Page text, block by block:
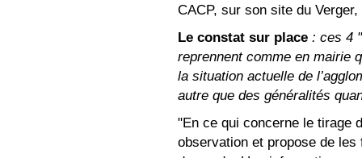
CACP, sur son site du
Le constat sur place : ces 4
reprennent comme en mairie
la situation actuelle de
autre que des généralités
"En ce qui concerne le tirage
observation et propose de